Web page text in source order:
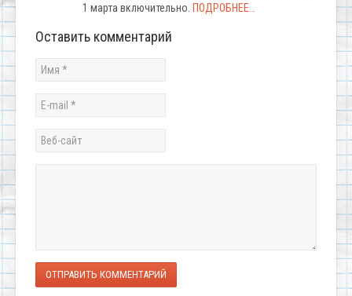
1 марта включительно. ПОДРОБНЕЕ…
Оставить комментарий
ОТПРАВИТЬ КОММЕНТАРИЙ